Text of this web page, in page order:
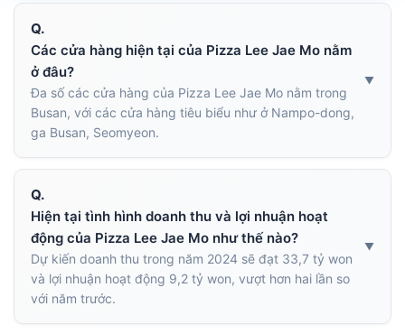
Q.
Các cửa hàng hiện tại của Pizza Lee Jae Mo nằm
ở đâu?
Đa số các cửa hàng của Pizza Lee Jae Mo nằm trong
Busan, với các cửa hàng tiêu biểu như ở Nampo-dong,
ga Busan, Seomyeon.
Q.
Hiện tại tình hình doanh thu và lợi nhuận hoạt
động của Pizza Lee Jae Mo như thế nào?
Dự kiến doanh thu trong năm 2024 sẽ đạt 33,7 tỷ won
và lợi nhuận hoạt động 9,2 tỷ won, vượt hơn hai lần so
với năm trước.